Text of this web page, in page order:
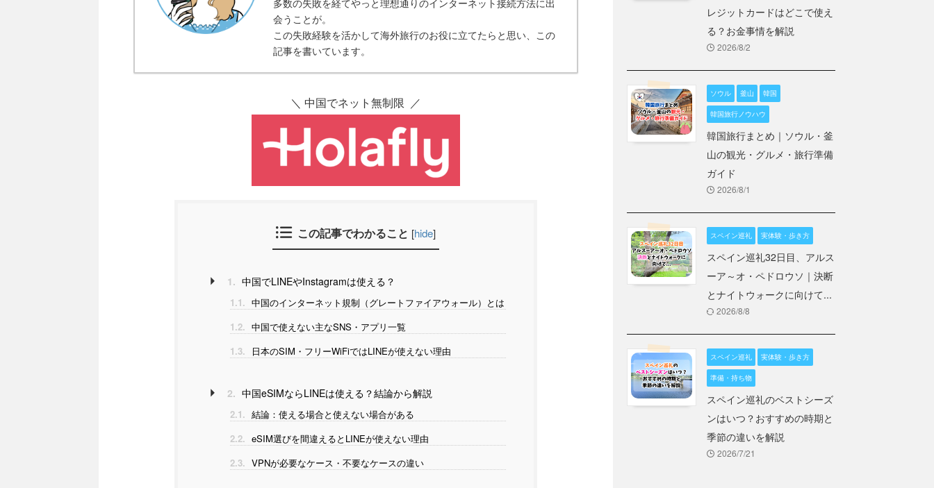
会うことが。
この失敗経験を活かして海外旅行のお役に立てたらと思い、この
記事を書いています。
＼ 中国でネット無制限 ／
この記事でわかること [hide]
1. 中国でLINEやInstagramは使える？
1.1. 中国のインターネット規制（グレートファイアウォール）とは
1.2. 中国で使えない主なSNS・アプリ一覧
1.3.
日本のSIM・フリーWiFiではLINEが使えない理由
2. 中国eSIMならLINEは使える？結論から解説
2.1. 結論：使える場合と使えない場合がある
2.2. eSIM選びを間違えるとLINEが使えない理由
2.3. VPNが必要なケース・不要なケースの違い
レジットカードはどこで使え
る？お金事情を解説
2026/8/2
ソウル 釜山 韓国
韓国旅行ノウハウ
韓国旅行まとめ｜ソウル・釜
山の観光・グルメ・旅行準備
ガイド
2026/8/1
スペイン巡礼 実体験・歩き方
スペイン巡礼32日目、アルス
ーア～オ・ペドロウソ｜決断
とナイトウォークに向けて...
2026/8/8
スペイン巡礼 実体験・歩き方
準備・持ち物
スペイン巡礼のベストシーズ
ンはいつ？おすすめの時期と
季節の違いを解説
2026/7/21